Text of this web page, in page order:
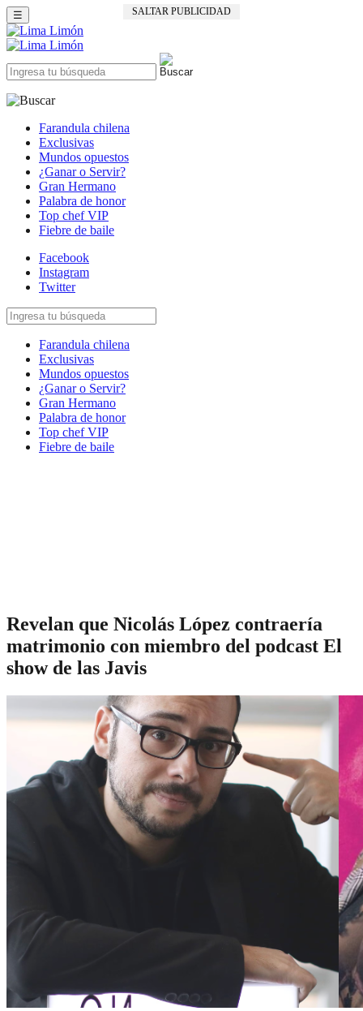
SALTAR PUBLICIDAD
☰
Farandula chilena
Exclusivas
Mundos opuestos
¿Ganar o Servir?
Gran Hermano
Palabra de honor
Top chef VIP
Fiebre de baile
Facebook
Instagram
Twitter
Farandula chilena
Exclusivas
Mundos opuestos
¿Ganar o Servir?
Gran Hermano
Palabra de honor
Top chef VIP
Fiebre de baile
Revelan que Nicolás López contraería
matrimonio con miembro del podcast El
show de las Javis